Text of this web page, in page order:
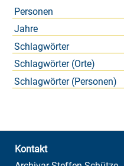
Personen
Jahre
Schlagwörter
Schlagwörter (Orte)
Schlagwörter (Personen)
Kontakt